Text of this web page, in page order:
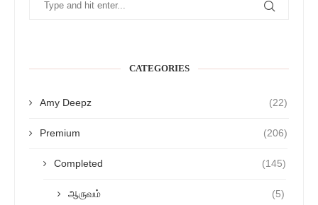
CATEGORIES
Amy Deepz (22)
Premium (206)
Completed (145)
ஆருவம் (5)